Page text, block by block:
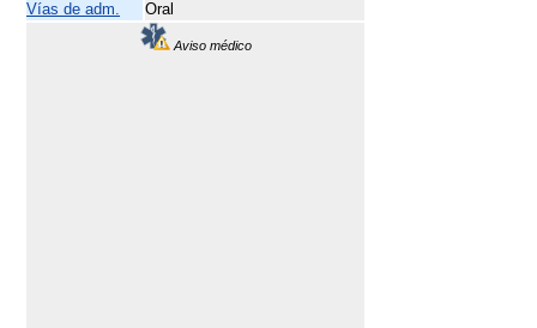
Vías de adm. Oral
Aviso médico